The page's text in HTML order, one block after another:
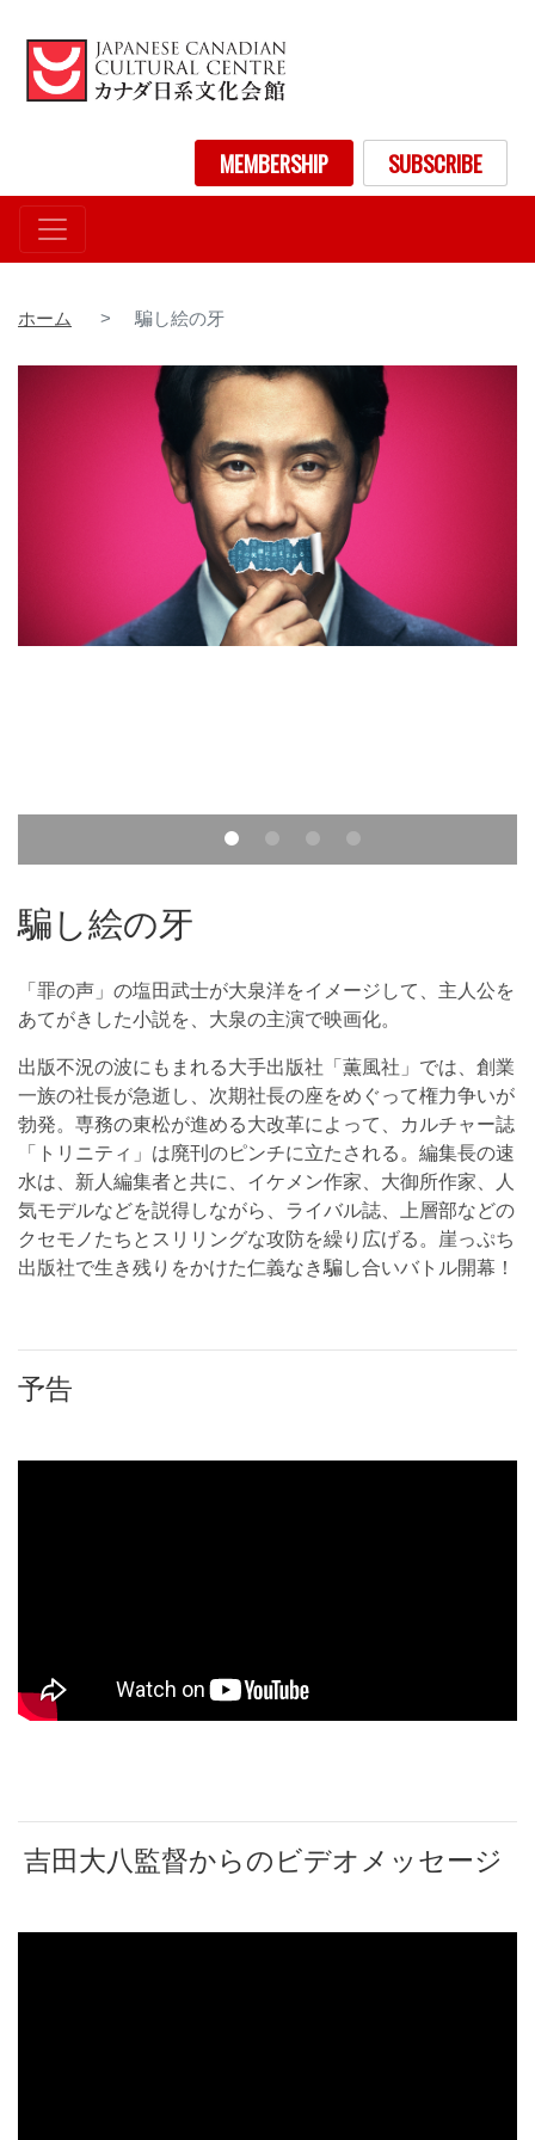
イ
ン
コ
テ
ン
User account menuMEMBERSHIP SUBSCRIBE
ホーム 騙し絵の牙
騙し絵の牙
「罪の声」の塩田武士が大泉洋をイメージして、主人公を
あてがきした小説を、大泉の主演で映画化。
出版不況の波にもまれる大手出版社「薫風社」では、創業
一族の社長が急逝し、次期社長の座をめぐって権力争いが
勃発。専務の東松が進める大改革によって、カルチャー誌
「トリニティ」は廃刊のピンチに立たされる。編集長の速
水は、新人編集者と共に、イケメン作家、大御所作家、人
気モデルなどを説得しながら、ライバル誌、上層部などの
クセモノたちとスリリングな攻防を繰り広げる。崖っぷち
出版社で生き残りをかけた仁義なき騙し合いバトル開幕！
予告
吉田大八監督からのビデオメッセージ